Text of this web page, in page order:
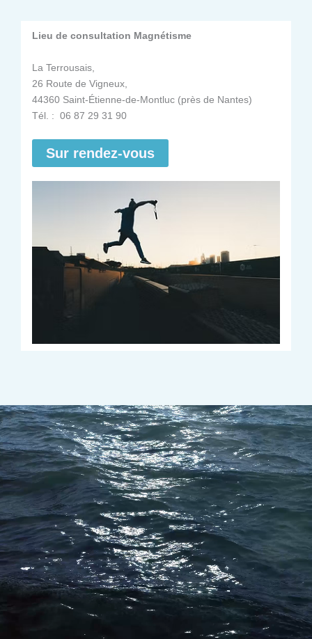
Lieu de consultation Magnétisme
La Terrousais,
26 Route de Vigneux,
44360 Saint-Étienne-de-Montluc (près de Nantes)
Tél. : 06 87 29 31 90
Sur rendez-vous